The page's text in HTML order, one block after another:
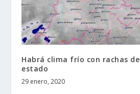
Habrá clima frío con rachas
estado
29 enero, 2020